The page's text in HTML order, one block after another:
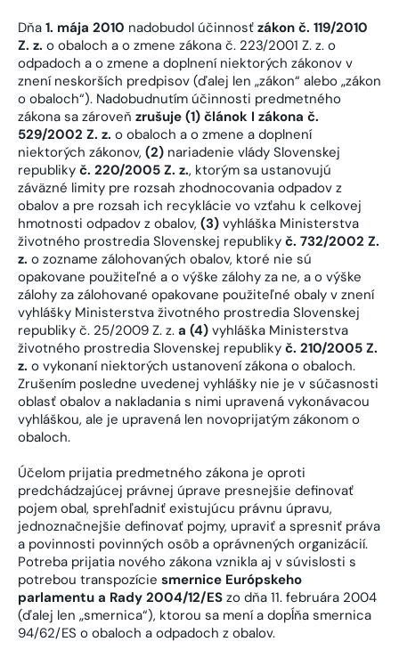
Dňa 1. mája 2010 nadobudol účinnosť zákon č. 119/2010
Z. z. o obaloch a o zmene zákona č. 223/2001 Z. z. o
odpadoch a o zmene a doplnení niektorých zákonov v
znení neskorších predpisov (ďalej len „zákon“ alebo „zákon
o obaloch“). Nadobudnutím účinnosti predmetného
zákona sa zároveň zrušuje (1) článok I zákona č.
529/2002 Z. z. o obaloch a o zmene a doplnení
niektorých zákonov, (2) nariadenie vlády Slovenskej
republiky č. 220/2005 Z. z., ktorým sa ustanovujú
záväzné limity pre rozsah zhodnocovania odpadov z
obalov a pre rozsah ich recyklácie vo vzťahu k celkovej
hmotnosti odpadov z obalov, (3) vyhláška Ministerstva
životného prostredia Slovenskej republiky č. 732/2002 Z.
z. o zozname zálohovaných obalov, ktoré nie sú
opakovane použiteľné a o výške zálohy za ne, a o výške
zálohy za zálohované opakovane použiteľné obaly v znení
vyhlášky Ministerstva životného prostredia Slovenskej
republiky č. 25/2009 Z. z. a (4) vyhláška Ministerstva
životného prostredia Slovenskej republiky č. 210/2005 Z.
z. o vykonaní niektorých ustanovení zákona o obaloch.
Zrušením posledne uvedenej vyhlášky nie je v súčasnosti
oblasť obalov a nakladania s nimi upravená vykonávacou
vyhláškou, ale je upravená len novoprijatým zákonom o
obaloch.
Účelom prijatia predmetného zákona je oproti
predchádzajúcej právnej úprave presnejšie definovať
pojem obal, sprehľadniť existujúcu právnu úpravu,
jednoznačnejšie definovať pojmy, upraviť a spresniť práva
a povinnosti povinných osôb a oprávnených organizácií.
Potreba prijatia nového zákona vznikla aj v súvislosti s
potrebou transpozície smernice Európskeho
parlamentu a Rady 2004/12/ES zo dňa 11. februára 2004
(ďalej len „smernica“), ktorou sa mení a dopĺňa smernica
94/62/ES o obaloch a odpadoch z obalov.